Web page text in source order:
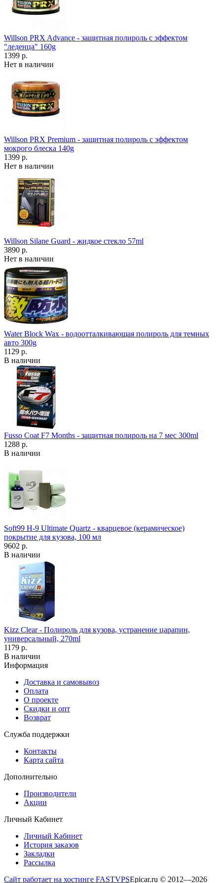
Willson PRX Advance - защитная полироль с эффектом
"леденца" 160g
1399 р.
Нет в наличии
Willson PRX Premium - защитная полироль с эффектом
мокрого блеска 140g
1399 р.
Нет в наличии
Willson Silane Guard - жидкое стекло 57ml
3890 р.
Нет в наличии
Water Block Wax - водоотталкивающая полироль для темных
авто 300g
1129 р.
В наличии
Fusso Coat F7 Months - защитная полироль на 7 мес 300ml
1288 р.
В наличии
Soft99 H-9 Ultimate Quartz - кварцевое (керамическое)
покрытие для кузова, 100 мл
9602 р.
В наличии
Kizz Clear - Полироль для кузова, устранение царапин,
универсальный, 270ml
1179 р.
В наличии
Информация
Доставка и самовывоз
Оплата
О проекте
Скидки и опт
Возврат
Служба поддержки
Контакты
Карта сайта
Дополнительно
Производители
Акции
Личный Кабинет
Личный Кабинет
История заказов
Закладки
Рассылка
Сайт работает на хостинге FASTVPSEpicar.ru © 2012—2026